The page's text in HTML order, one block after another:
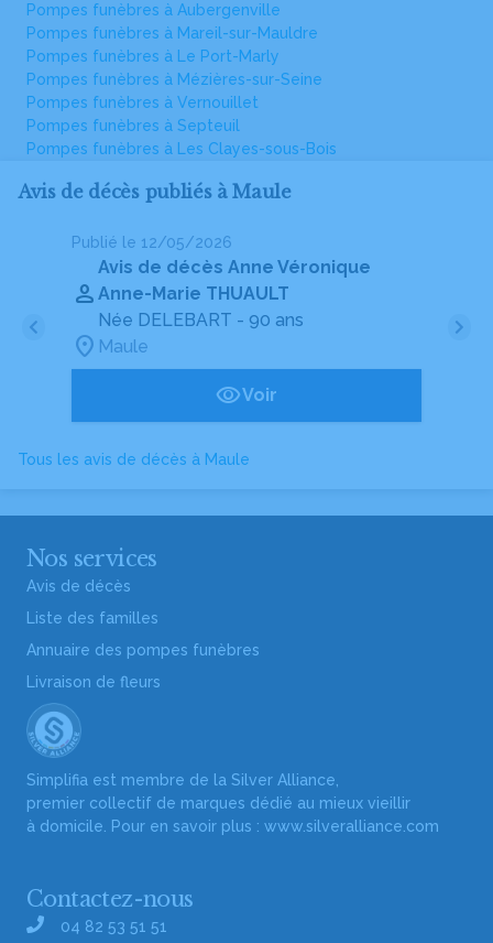
Pompes funèbres à Aubergenville
Pompes funèbres à Mareil-sur-Mauldre
Pompes funèbres à Le Port-Marly
Pompes funèbres à Mézières-sur-Seine
Pompes funèbres à Vernouillet
Pompes funèbres à Septeuil
Pompes funèbres à Les Clayes-sous-Bois
Avis de décès publiés à Maule
Publié le 12/05/2026
Avis de décès Anne Véronique
Anne-Marie THUAULT
Née DELEBART - 90 ans
Maule
Voir
Tous les avis de décès à Maule
Nos services
Avis de décès
Liste des familles
Annuaire des pompes funèbres
Livraison de fleurs
Simplifia est membre de la Silver Alliance,
premier collectif de marques dédié au mieux vieillir
à domicile. Pour en savoir plus : www.silveralliance.com
Contactez-nous
04 82 53 51 51